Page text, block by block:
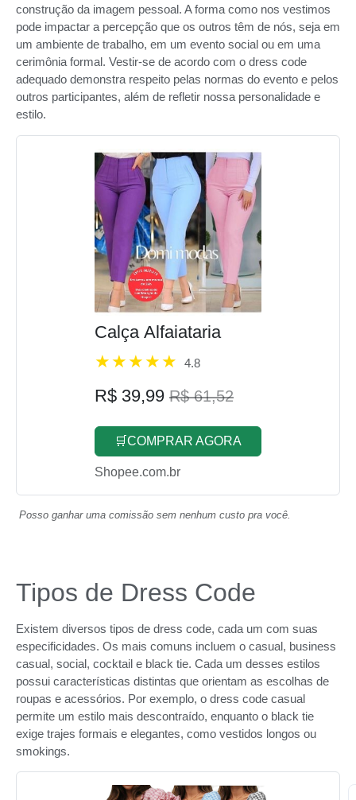
construção da imagem pessoal. A forma como nos vestimos
pode impactar a percepção que os outros têm de nós, seja em
um ambiente de trabalho, em um evento social ou em uma
cerimônia formal. Vestir-se de acordo com o dress code
adequado demonstra respeito pelas normas do evento e pelos
outros participantes, além de refletir nossa personalidade e
estilo.
Calça Alfaiataria
4.8
R$ 39,99 R$ 61,52
🛒COMPRAR AGORA
Shopee.com.br
Posso ganhar uma comissão sem nenhum custo pra você.
Tipos de Dress Code
Existem diversos tipos de dress code, cada um com suas
especificidades. Os mais comuns incluem o casual, business
casual, social, cocktail e black tie. Cada um desses estilos
possui características distintas que orientam as escolhas de
roupas e acessórios. Por exemplo, o dress code casual
permite um estilo mais descontraído, enquanto o black tie
exige trajes formais e elegantes, como vestidos longos ou
smokings.